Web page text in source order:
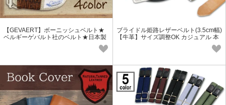
【GEVAERT】ボーニッシュベルト★
ベルギーゲバルト社のベルト★日本製
ブライドル姫路レザーベルト(3.5cm幅)
【牛革】サイズ調整OK カジュアル 本